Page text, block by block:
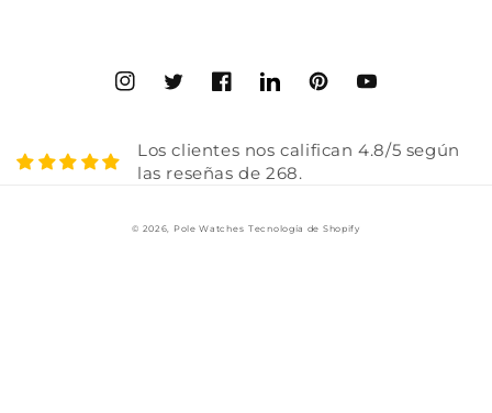
InstagramTwitterFacebookTranslationPinterestYouTube
Los clientes nos califican 4.8/5 según
las reseñas de 268.
© 2026, Pole Watches Tecnología de Shopify